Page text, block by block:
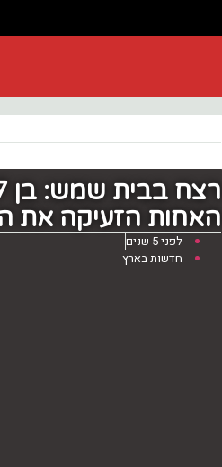
האחות הזעיקה את
לפני 5 שנים
חדשות בארץ